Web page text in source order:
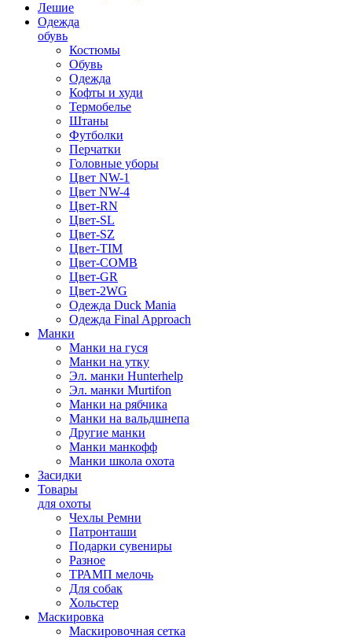
Лешие
Одежда
обувь
Костюмы
Обувь
Одежда
Кофты и худи
Термобелье
Штаны
Футболки
Перчатки
Головные уборы
Цвет NW-1
Цвет NW-4
Цвет-RN
Цвет-SL
Цвет-SZ
Цвет-TIM
Цвет-COMB
Цвет-GR
Цвет-2WG
Одежда Duck Mania
Одежда Final Approach
Манки
Манки на гуся
Манки на утку
Эл. манки Hunterhelp
Эл. манки Murtifon
Манки на рябчика
Манки на вальдшнепа
Другие манки
Манки манкофф
Манки школа охота
Засидки
Товары
для охоты
Чехлы Ремни
Патронташи
Подарки сувениры
Разное
ТРАМП мелочь
Для собак
Хольстер
Маскировка
Маскировочная сетка